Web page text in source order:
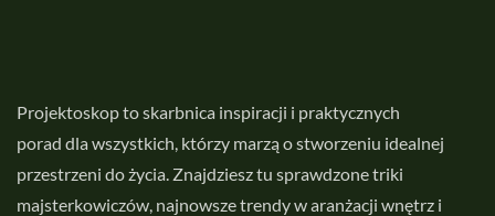
Projektoskop to skarbnica inspiracji i praktycznych
porad dla wszystkich, którzy marzą o stworzeniu idealnej
przestrzeni do życia. Znajdziesz tu sprawdzone triki
majsterkowiczów, najnowsze trendy w aranżacji wnętrz i